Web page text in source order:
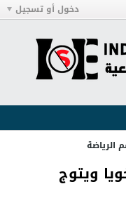
دخول أو تسجيل
الرياضة
ويتوج